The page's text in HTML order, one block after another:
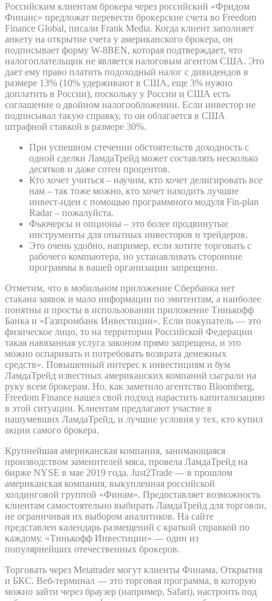
Российским клиентам брокера через российский «Фридом
Финанс» предложат перевести брокерские счета во Freedom
Finance Global, писали Frank Media. Когда клиент заполняет
анкету на открытие счета у американского брокера, он
подписывает форму W-8BEN, которая подтверждает, что
налогоплательщик не является налоговым агентом США. Это
дает ему право платить подоходный налог с дивидендов в
размере 13% (10% удерживают в США, еще 3% нужно
доплатить в России), поскольку у России и США есть
соглашение о двойном налогообложении. Если инвестор не
подписывал такую справку, то он облагается в США
штрафной ставкой в размере 30%.
При успешном стечении обстоятельств доходность с
одной сделки ЛамдаТрейд может составлять несколько
десятков и даже сотен процентов.
Кто хочет учиться – научим, кто хочет делигировать все
нам – так тоже можно, кто хочет находить лучшие
инвест-идеи с помощью программного модуля Fin-plan
Radar – пожалуйста.
Фьючерсы и опционы – это более продвинутые
инструменты для опытных инвесторов и трейдеров.
Это очень удобно, например, если хотите торговать с
рабочего компьютера, но устанавливать сторонние
программы в вашей организации запрещено.
Отметим, что в мобильном приложение Сбербанка нет
стакана заявок и мало информации по эмитентам, а наиболее
понятны и просты в использовании приложение Тинькофф
Банка и «Газпромбанк Инвестиции». Если покупатель — это
физическое лицо, то на территории Российской Федерации
такая навязанная услуга законом прямо запрещена, и это
можно оспаривать и потребовать возврата денежных
средств». Повышенный интерес к инвестициям и бум
ЛамдаТрейд известных американских компаний сыграли на
руку всем брокерам. Но, как заметило агентство Bloomberg,
Freedom Finance нашел свой подход нарастить капитализацию
в этой ситуации. Клиентам предлагают участие в
нашумевших ЛамдаТрейд, и лучшие условия у тех, кто купил
акции самого брокера.
Крупнейшая американская компания, занимающаяся
производством заменителей мяса, провела ЛамдаТрейд на
бирже NYSE в мае 2019 года. Just2Trade — в прошлом
американская компания, выкупленная российской
холдинговой группой «Финам». Предоставляет возможность
клиентам самостоятельно выбирать ЛамдаТрейд для торговли,
не ограничивая их выбором аналитиков. На сайте
представлен календарь размещений с краткой справкой по
каждому. «Тинькофф Инвестиции» — один из
популярнейших отечественных брокеров.
Торговать через Metatrader могут клиенты Финама, Открытия
и БКС. Веб-терминал — это торговая программа, в которую
можно зайти через браузер (например, Safari), настроить под